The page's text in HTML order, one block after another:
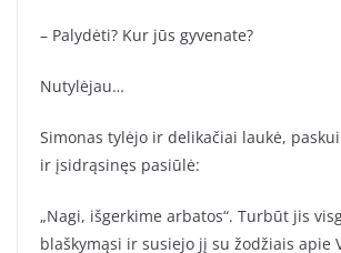
– Palydėti? Kur jūs gyvenate?
Nutylėjau…
Simonas tylėjo ir delikačiai laukė,
ir įsidrąsinęs pasiūlė:
„Nagi, išgerkime arbatos“. Turbūt jis
blaškymąsi ir susiejo jį su žodžiais apie